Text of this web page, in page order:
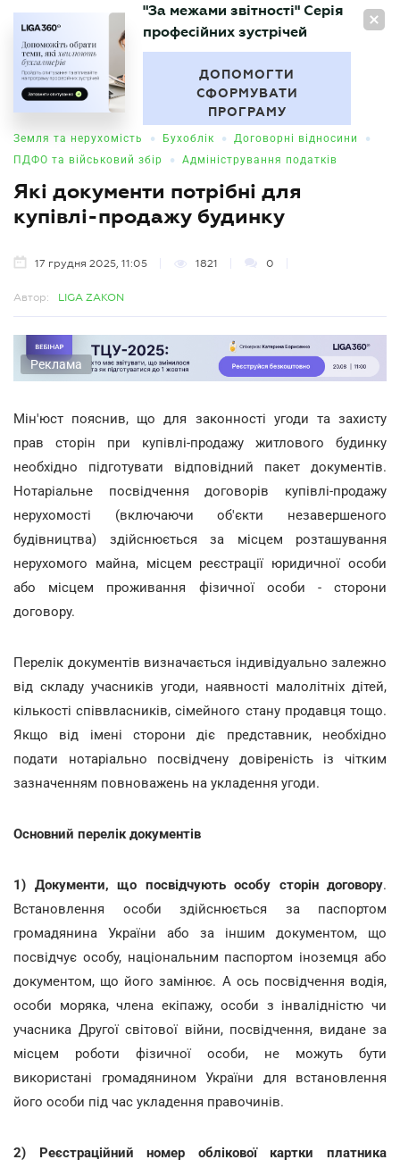
UA
БУХГАЛТЕР
"За межами звітності" Серія
професійних зустрічей
ДОПОМОГТИ
СФОРМУВАТИ
ПРОГРАМУ
Земля та нерухомість • Бухоблік • Договорні відносини •
ПДФО та військовий збір • Адміністрування податків
Які документи потрібні для
купівлі-продажу будинку
17 грудня 2025, 11:05 1821 0
Автор: LIGA ZAKON
Реклама
Мін'юст пояснив, що для законності угоди та захисту
прав сторін при купівлі-продажу житлового будинку
необхідно підготувати відповідний пакет документів.
Нотаріальне посвідчення договорів купівлі-продажу
нерухомості (включаючи об'єкти незавершеного
будівництва) здійснюється за місцем розташування
нерухомого майна, місцем реєстрації юридичної особи
або місцем проживання фізичної особи - сторони
договору.
Перелік документів визначається індивідуально залежно
від складу учасників угоди, наявності малолітніх дітей,
кількості співвласників, сімейного стану продавця тощо.
Якщо від імені сторони діє представник, необхідно
подати нотаріально посвідчену довіреність із чітким
зазначенням повноважень на укладення угоди.
Основний перелік документів
1) Документи, що посвідчують особу сторін договору.
Встановлення особи здійснюється за паспортом
громадянина України або за іншим документом, що
посвідчує особу, національним паспортом іноземця або
документом, що його замінює. А ось посвідчення водія,
особи моряка, члена екіпажу, особи з інвалідністю чи
учасника Другої світової війни, посвідчення, видане за
місцем роботи фізичної особи, не можуть бути
використані громадянином України для встановлення
його особи під час укладення правочинів.
2) Реєстраційний номер облікової картки платника